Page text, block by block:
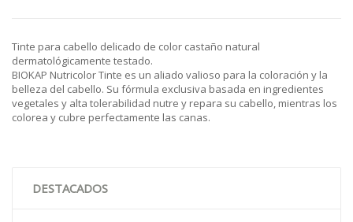
Tinte para cabello delicado de color castaño natural
dermatológicamente testado.
BIOKAP Nutricolor Tinte es un aliado valioso para la coloración y la
belleza del cabello. Su fórmula exclusiva basada en ingredientes
vegetales y alta tolerabilidad nutre y repara su cabello, mientras los
colorea y cubre perfectamente las canas.
DESTACADOS